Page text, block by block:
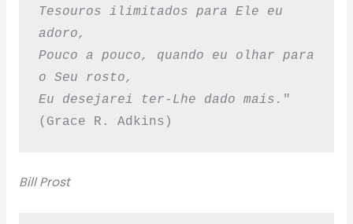
Tesouros ilimitados para Ele eu
adoro,
Pouco a pouco, quando eu olhar para
o Seu rosto,
Eu desejarei ter-Lhe dado mais. "
(Grace R. Adkins)
Bill Prost